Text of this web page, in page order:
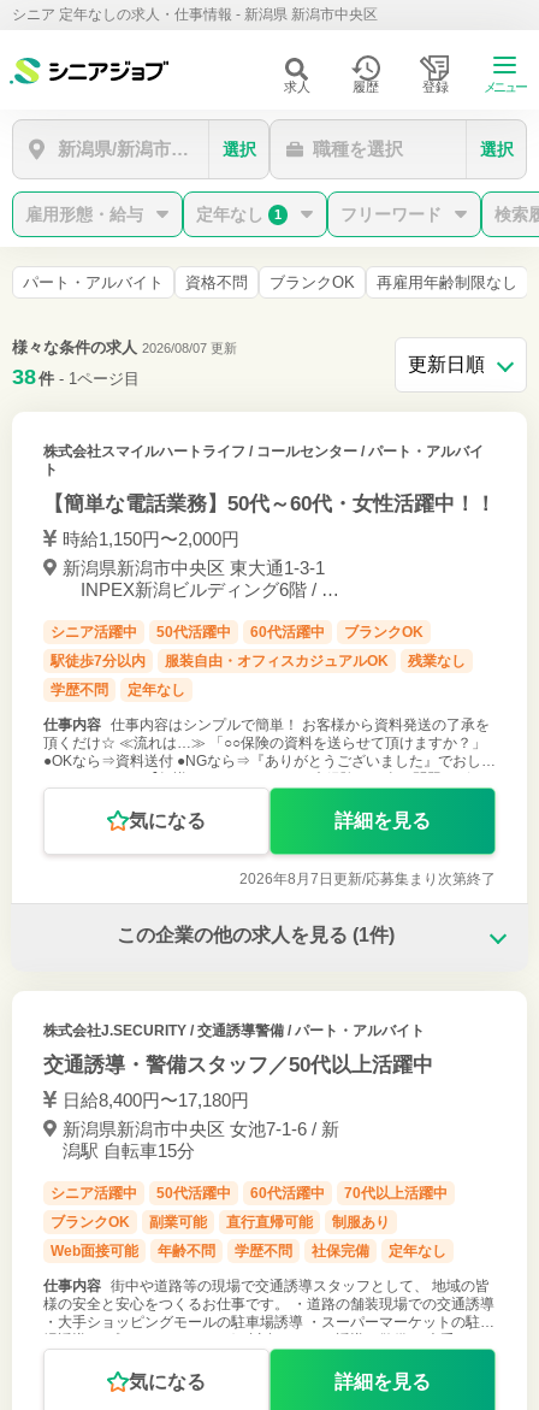
シニア 定年なしの求人・仕事情報 - 新潟県 新潟市中央区
求人 履歴 登録 メニュー
新潟県/新潟市中央区選択 職種を選択 選択
雇用形態・給与 定年なし 1 フリーワード 検索
パート・アルバイト 資格不問 ブランクOK 再雇用年齢制限なし
様々な条件の求人 2026/08/07 更新
38件 - 1ページ目
株式会社スマイルハートライフ / コールセンター / パート・アルバイ
ト
【簡単な電話業務】50代～60代・女性活躍中！！
時給1,150円〜2,000円
新潟県新潟市中央区 東大通1-3-1
INPEX新潟ビルディング6階 / 新
シニア活躍中 50代活躍中 60代活躍中
ブランクOK
駅徒歩7分以内
服装自由・オフィスカジュアルOK
残業なし
学歴不問
定年なし
仕事内容 仕事内容はシンプルで簡単！ お客様から資料発送の了承を
頂くだけ☆ ≪流れは…≫ 「○○保険の資料を送らせて頂けますか？」
●OKなら⇒資料送付 ●NGなら⇒『ありがとうございました』でおしま
気になる 詳細を見る
2026年8月7日更新/応募集まり次第終了
この企業の他の求人を見る (1件)
株式会社J.SECURITY/ 交通誘導警備 / パート・アルバイト
交通誘導・警備スタッフ／50代以上活躍中
日給8,400円〜17,180円
新潟県新潟市中央区 女池7-1-6 / 新
潟駅 自転車15分
シニア活躍中 50代活躍中 60代活躍中
70代以上活躍中
ブランクOK
副業可能 直行直帰可能
制服あり
Web面接可能
年齢不問 学歴不問 社保完備 定年なし
仕事内容 街中や道路等の現場で交通誘導スタッフとして、 地域の皆
様の安全と安心をつくるお仕事です。 ・道路の舗装現場での交通誘導
・大手ショッピングモールの駐車場誘導 ・スーパーマーケットの駐車
場誘導 ・プロサッカーリーグの試合における誘導・警備 ・大手ドラ
ッグストアチ
気になる 詳細を見る